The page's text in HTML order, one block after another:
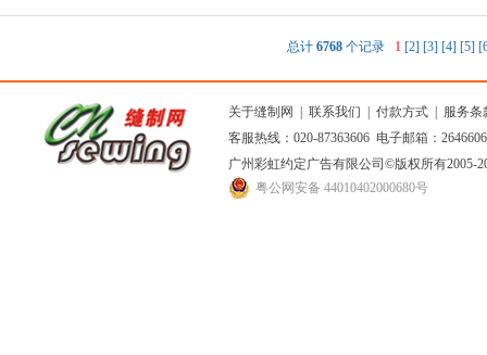
总计 6768 个记录 1 [2] [3] [4] [5]
关于缝制网 联系我们 付款方式
服务条
客服热线：020-87363606 电子邮箱：
广州彩虹约定广告有限公司 ©版权所有2005-
粤公网安备 44010402000680号